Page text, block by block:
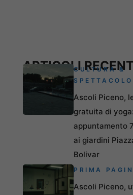
ARTICOLICULTURA &
SPETTACOLO
Ascoli Piceno,
gratuita di yoga:
appuntamento
ai giardini
Bolivar
PRIMA
Ascoli Piceno,